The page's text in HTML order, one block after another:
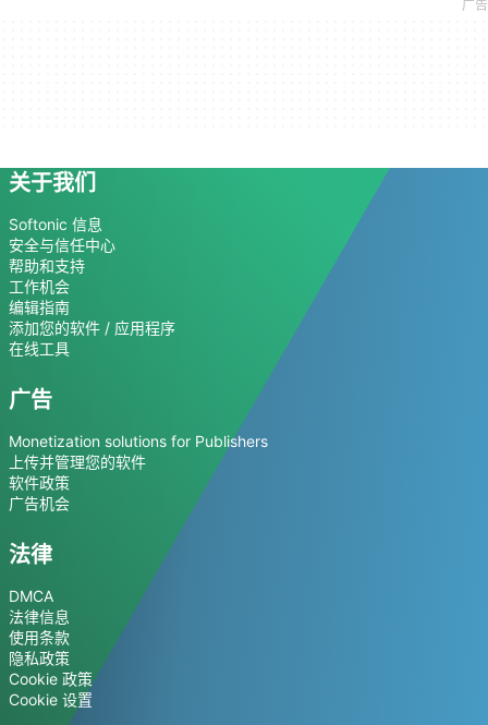
关于我们
Softonic 信息
安全与信任中心
帮助和支持
工作机会
编辑指南
添加您的软件 / 应用程序
在线工具
广告
Monetization solutions for Publishers
上传并管理您的软件
软件政策
广告机会
法律
DMCA
法律信息
使用条款
隐私政策
Cookie 政策
Cookie 设置